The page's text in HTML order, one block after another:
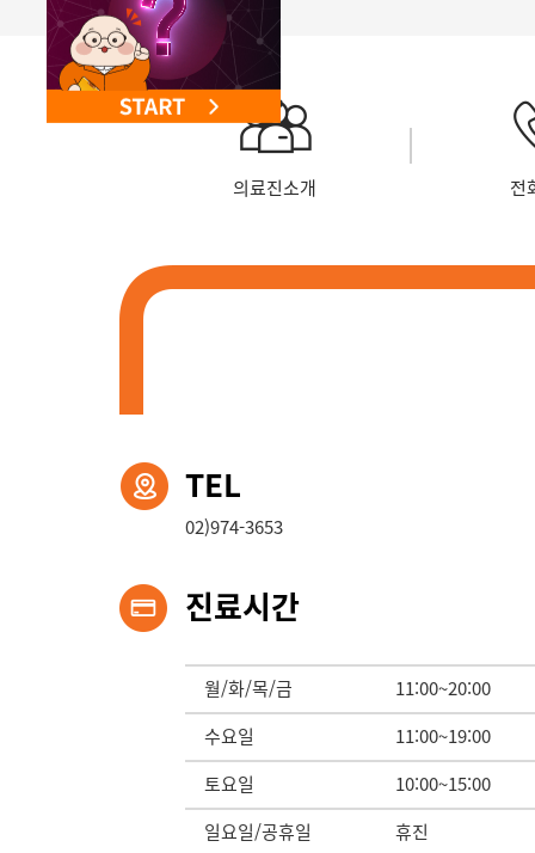
의료진소개 전
TEL
02)974-3653
진료시간
월/화/목/금
11:00~20:00
수요일
11:00~19:00
토요일
10:00~15:00
일요일/공휴일
휴진